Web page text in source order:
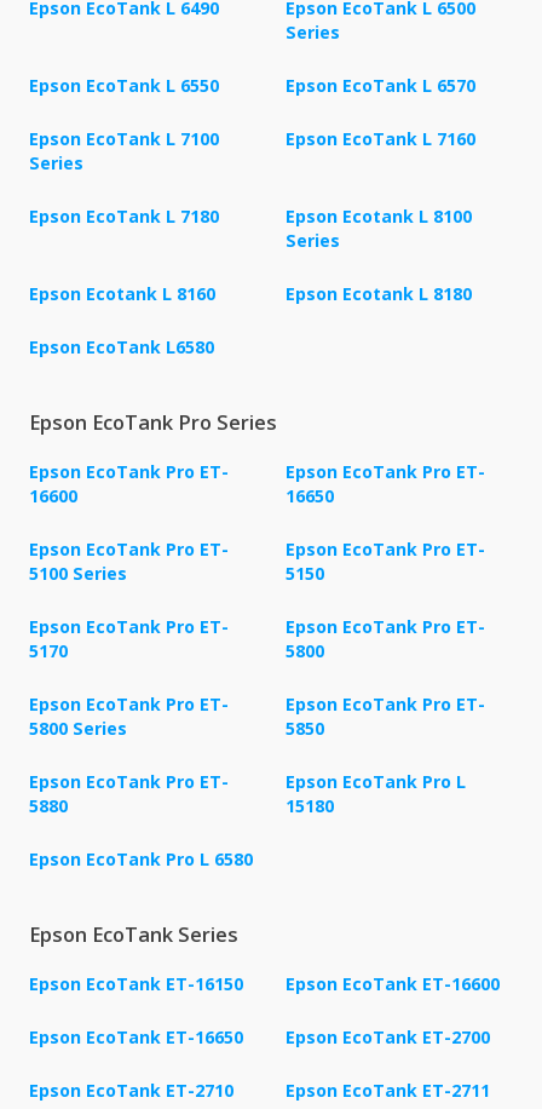
Epson EcoTank L 6490
Epson EcoTank L 6500
Series
Epson EcoTank L 6550 Epson EcoTank L 6570
Epson EcoTank L 7100
Series
Epson EcoTank L 7160
Epson EcoTank L 7180
Epson Ecotank L 8100
Series
Epson Ecotank L 8160 Epson Ecotank L 8180
Epson EcoTank L6580
Epson EcoTank Pro Series
Epson EcoTank Pro ET-
16600
Epson EcoTank Pro ET-
16650
Epson EcoTank Pro ET-
5100 Series
Epson EcoTank Pro ET-
5150
Epson EcoTank Pro ET-
5170
Epson EcoTank Pro ET-
5800
Epson EcoTank Pro ET-
5800 Series
Epson EcoTank Pro ET-
5850
Epson EcoTank Pro ET-
5880
Epson EcoTank Pro L
15180
Epson EcoTank Pro L 6580
Epson EcoTank Series
Epson EcoTank ET-16150 Epson EcoTank ET-16600
Epson EcoTank ET-16650 Epson EcoTank ET-2700
Epson EcoTank ET-2710 Epson EcoTank ET-2711